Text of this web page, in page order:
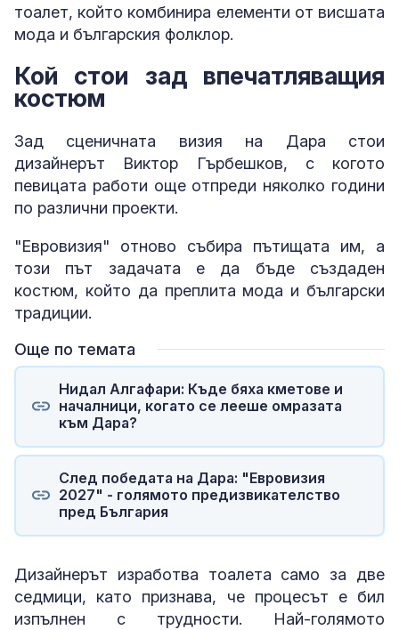
тоалет, който комбинира елементи от висшата
мода и българския фолклор.
Кой стои зад впечатляващия
костюм
Зад сценичната визия на Дара стои
дизайнерът Виктор Гърбешков, с когото
певицата работи още отпреди няколко години
по различни проекти.
"Евровизия" отново събира пътищата им, а
този път задачата е да бъде създаден
костюм, който да преплита мода и български
традиции.
Още по темата
Нидал Алгафари: Къде бяха кметове и
началници, когато се лееше омразата
към Дара?
След победата на Дара: "Евровизия
2027" - голямото предизвикателство
пред България
Дизайнерът изработва тоалета само за две
седмици, като признава, че процесът е бил
изпълнен с трудности. Най-голямото